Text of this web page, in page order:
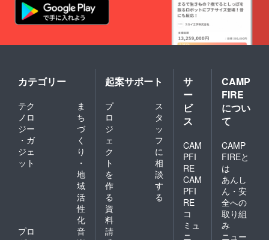
カテゴリー
テク
ノロ
ジー
・ガ
ジェ
ット
ま
ち
づ
く
り
・
地
域
活
性
化
プロ
音
起案サポート
プ
ロ
ジ
ェ
ク
ト
を
作
る
ス
タ
ッ
フ
に
相
談
す
る
資
料
請
サ
ー
ビ
ス
CAM
PFI
RE
CAM
PFI
RE
コ
ミュ
ニ
CAMP
FIRE
につい
て
CAMP
FIREと
は
あんし
ん・安
全への
取り組
み
ニュー